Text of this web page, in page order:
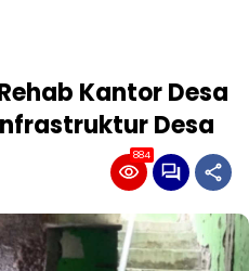
Kantor Desa
Desa
884